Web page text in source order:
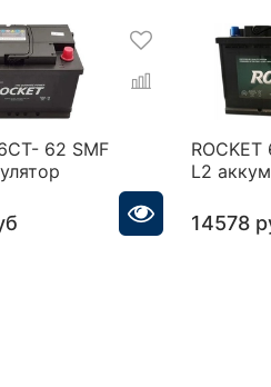
62 SMF
L2
14578